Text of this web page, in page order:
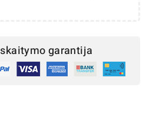
garantija